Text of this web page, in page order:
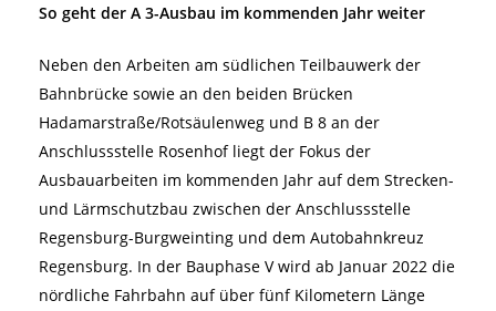
So geht der A 3-Ausbau im kommenden Jahr weiter
Neben den Arbeiten am südlichen Teilbauwerk der
Bahnbrücke sowie an den beiden Brücken
Hadamarstraße/Rotsäulenweg und B 8 an der
Anschlussstelle Rosenhof liegt der Fokus der
Ausbauarbeiten im kommenden Jahr auf dem Strecken-
und Lärmschutzbau zwischen der Anschlussstelle
Regensburg-Burgweinting und dem Autobahnkreuz
Regensburg. In der Bauphase V wird ab Januar 2022 die
nördliche Fahrbahn auf über fünf Kilometern Länge